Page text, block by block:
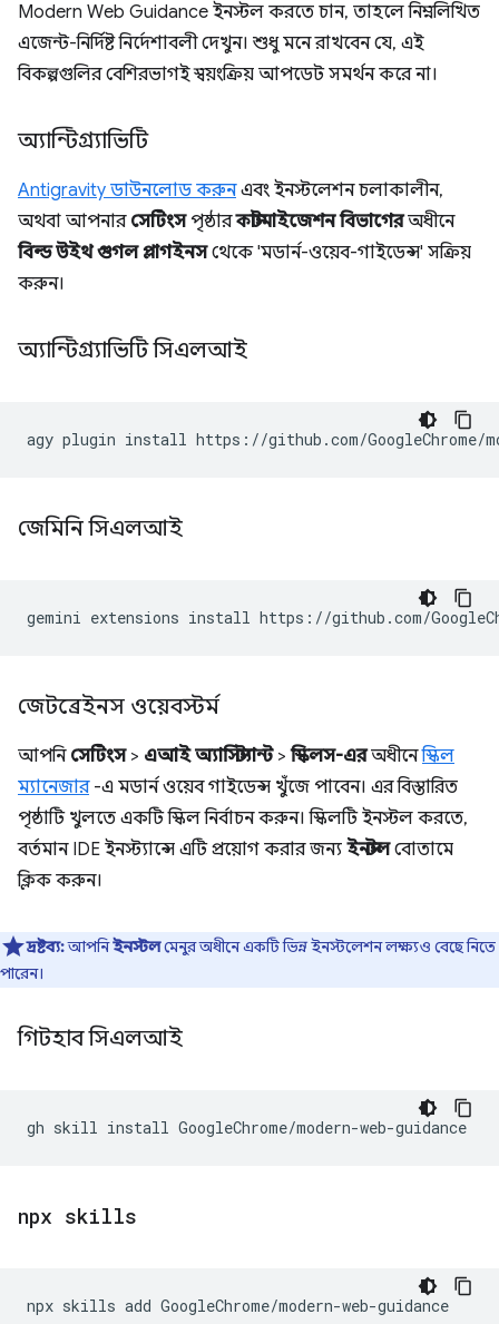
Modern Web Guidance ইনস্টল করতে চান, তাহলে নিম্নলিখিত
এজেন্ট-নির্দিষ্ট নির্দেশাবলী দেখুন। শুধু মনে রাখবেন যে, এই
বিকল্পগুলির বেশিরভাগই স্বয়ংক্রিয় আপডেট সমর্থন করে না।
অ্যান্টিগ্র্যাভিটি
Antigravity ডাউনলোড করুনএবং ইনস্টলেশন চলাকালীন,
অথবা আপনার সেটিংসপৃষ্ঠারকাস্টমাইজেশন বিভাগেরঅধীনে
বিল্ড উইথ গুগল প্লাগইনসথেকে 'মডার্ন-ওয়েব-গাইডেন্স' সক্রিয়
করুন।
অ্যান্টিগ্র্যাভিটি সিএলআই
agy plugin install
জেমিনি সিএলআই
gemini extensions install https://github.com/
জেটব্রেইনস ওয়েবস্টর্ম
আপনি সেটিংস> এআই অ্যাসিস্ট্যান্ট>স্কিলস-এরঅধীনেস্কিল
ম্যানেজার-এ মডার্ন ওয়েব গাইডেন্স খুঁজে পাবেন। এর বিস্তারিত
পৃষ্ঠাটি খুলতে একটি স্কিল নির্বাচন করুন। স্কিলটি ইনস্টল করতে,
বর্তমান IDE ইনস্ট্যান্সে এটি প্রয়োগ করার জন্য ইনস্টলবোতামে
ক্লিক করুন।
দ্রষ্টব্য:আপনিইনস্টলমেনুর অধীনে একটি ভিন্ন ইনস্টলেশন লক্ষ্যও বেছে নিতে
পারেন।
গিটহাব সিএলআই
gh skill install
npx skills
npx skills add